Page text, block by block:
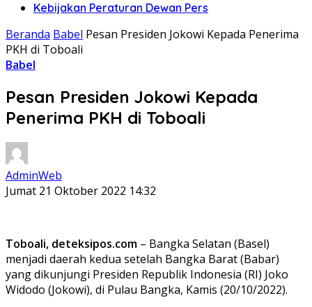
Kebijakan Peraturan Dewan Pers
Beranda Babel Pesan Presiden Jokowi Kepada Penerima
PKH di Toboali
Babel
Pesan Presiden Jokowi Kepada
Penerima PKH di Toboali
AdminWeb
Jumat 21 Oktober 2022 14:32
Toboali, deteksipos.com – Bangka Selatan (Basel)
menjadi daerah kedua setelah Bangka Barat (Babar)
yang dikunjungi Presiden Republik Indonesia (RI) Joko
Widodo (Jokowi), di Pulau Bangka, Kamis (20/10/2022).